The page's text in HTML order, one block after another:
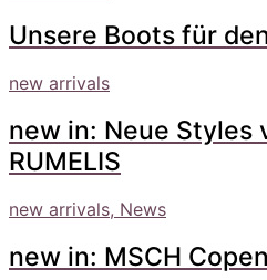
Unsere Boots für
new arrivals
new in: Neue Styles
RUMELIS
new arrivals, News
new in: MSCH